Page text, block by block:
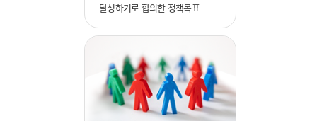
달성하기로 합의한 정책목표